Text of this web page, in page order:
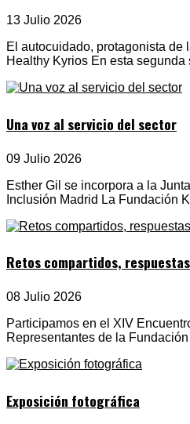
13 Julio 2026
El autocuidado, protagonista de
Healthy Kyrios En esta segunda
Una voz al servicio del sector
09 Julio 2026
Esther Gil se incorpora a la
Inclusión Madrid La Fundación
Retos compartidos,
08 Julio 2026
Participamos en el XIV
Representantes de la
Exposición fotográfica